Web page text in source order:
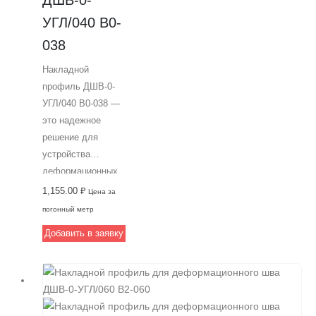
УГЛ/040 В0-
038
Накладной
профиль ДШВ-0-
УГЛ/040 В0-038 —
это надежное
решение для
устройства
деформационных
швов в
помещениях с
пешеходной
Шириной 40 мм и
закладным
монтажом он
1,155.00 ₽ Цена за
погонный метр
Добавить в заявку